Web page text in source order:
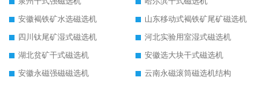
安徽褐铁矿水选磁选机
山东移动式褐铁矿尾矿磁选机
四川钛尾矿湿式磁选机
河北实验用室湿式磁选机
湖北贫矿干式磁选机
安徽选大块干式磁选机
安徽永磁强磁磁选机
云南永磁滚筒磁选机结构